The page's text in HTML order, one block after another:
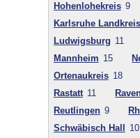
Hohenlohekreis 9
Karlsruhe Landkreis
Ludwigsburg 11
Mannheim 15
Ortenaukreis 18
Rastatt 11
Reutlingen 9
Schwäbisch Hall
10